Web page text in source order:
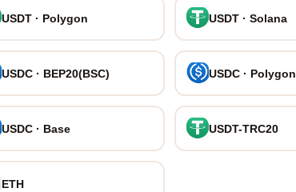
USDT · Polygon USDT · Solana
USDC · BEP20(BSC) USDC · Polygon
USDC · Base USDT-TRC20
ETH